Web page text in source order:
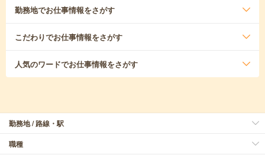
勤務地でお仕事情報をさがす
こだわりでお仕事情報をさがす
人気のワードでお仕事情報をさがす
勤務地 / 路線・駅
職種